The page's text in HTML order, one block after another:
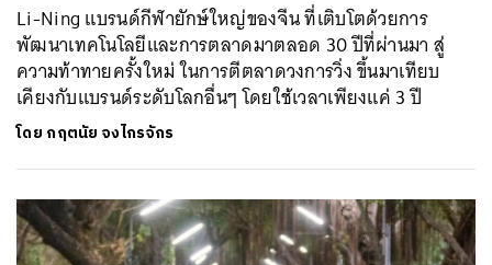
Li-Ning แบรนด์กีฬายักษ์ใหญ่ของจีน ที่เติบโตด้วยการ
พัฒนาเทคโนโลยีและการตลาดมาตลอด 30 ปีที่ผ่านมา สู่
ความท้าทายครั้งใหม่ ในการตีตลาดวงการวิ่ง ขึ้นมาเทียบ
เคียงกับแบรนด์ระดับโลกอื่นๆ โดยใช้เวลาเพียงแค่ 3 ปี
โดย กฤตนัย จงไกรจักร